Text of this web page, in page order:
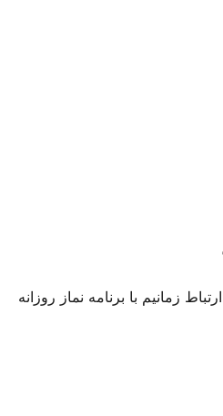
زمانیم با برنامه نماز روزانه